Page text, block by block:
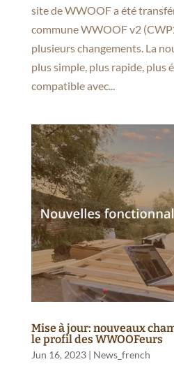
site de WWOOF a été
commune WWOOF v2
plusieurs changements. La
plus simple, plus rapide, plus
compatible avec...
Mise à jour: nouveaux
le profil des WWOOFeurs
Jun 16, 2023| News_french